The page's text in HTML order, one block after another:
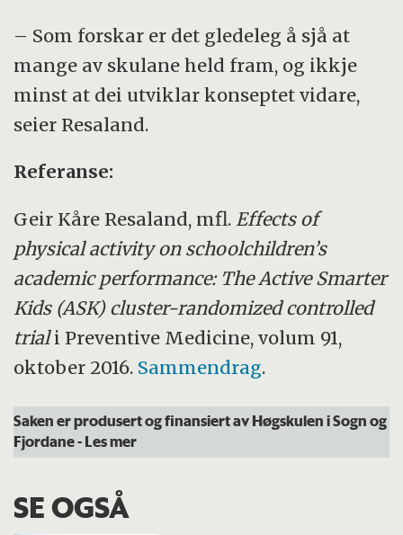
– Som forskar er det gledeleg å sjå at
mange av skulane held fram, og ikkje
minst at dei utviklar konseptet vidare,
seier Resaland.
Referanse:
Geir Kåre Resaland, mfl. Effects of
physical activity on schoolchildren’s
academic performance: The Active Smarter
Kids (ASK) cluster-randomized controlled
triali Preventive Medicine, volum 91,
oktober 2016. Sammendrag.
Saken er produsert og finansiert av Høgskulen i Sogn og
Fjordane- Les mer
SE OGSÅ